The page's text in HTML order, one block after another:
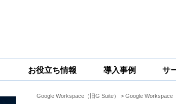
お役立ち情報
一問一答
導入事例 サ
Google
Google
Google Workspace（旧G Suite） > Google Workspace